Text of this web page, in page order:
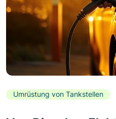
Umrüstung von Tankstellen